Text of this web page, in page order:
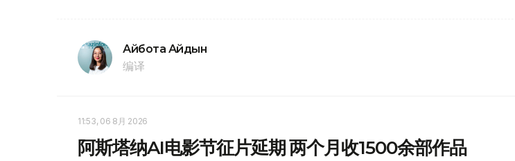
Айбота Айдын
编译
11:53, 06 8月 2026
阿斯塔纳AI电影节征片延期 两个月收1500余部作品